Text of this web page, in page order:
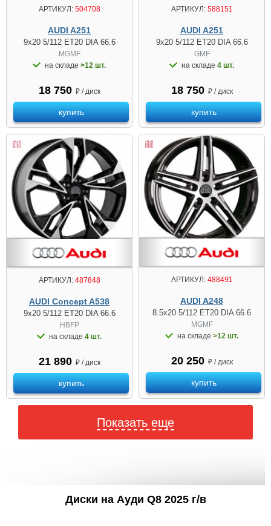
АРТИКУЛ:504708
AUDI A251
9x20 5/112 ET20 DIA 66.6
MGMF
на складе >12 шт.
18 750 ₽ / диск
купить
АРТИКУЛ:588151
AUDI A251
9x20 5/112 ET20 DIA 66.6
GMF
на складе 4 шт.
18 750 ₽ / диск
купить
АРТИКУЛ:487848
AUDI Concept A538
9x20 5/112 ET20 DIA 66.6
HBFP
на складе 4 шт.
21 890 ₽ / диск
купить
АРТИКУЛ:488491
AUDI A248
8.5x20 5/112 ET20 DIA 66.6
MGMF
на складе >12 шт.
20 250 ₽ / диск
купить
Показать еще
Диски на Ауди Q8 2025 г/в